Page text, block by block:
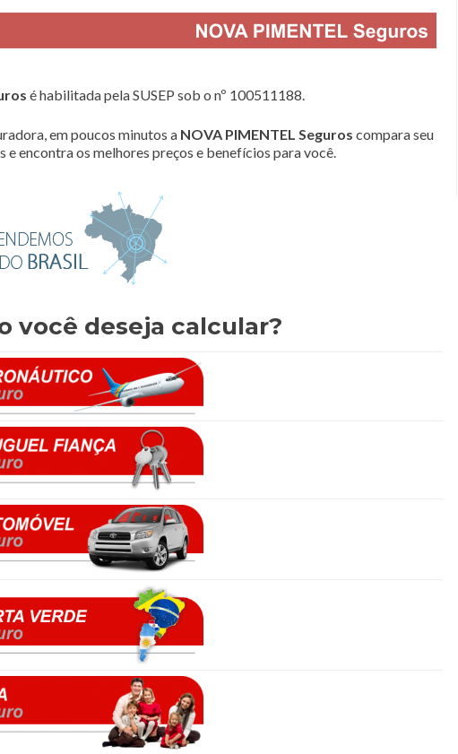
é habilitada pela SUSEP sob o nº 100511188.
em poucos minutos a NOVA PIMENTEL Seguros compara seu
e encontra os melhores preços e benefícios para você.
você deseja calcular?